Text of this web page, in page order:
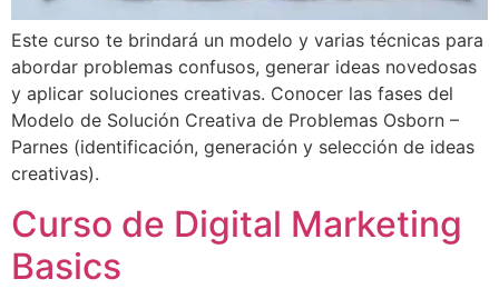
Este curso te brindará un modelo y varias técnicas para
abordar problemas confusos, generar ideas novedosas
y aplicar soluciones creativas. Conocer las fases del
Modelo de Solución Creativa de Problemas Osborn –
Parnes (identificación, generación y selección de ideas
creativas).
Curso de Digital Marketing
Basics